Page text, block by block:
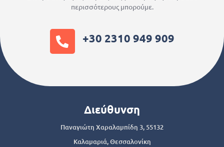
περισσότερους μπορούμε.
+30 2310 949 909
Διεύθυνση
Παναγιώτη Χαραλαμπίδη 3, 55132
Καλαμαριά, Θεσσαλονίκη